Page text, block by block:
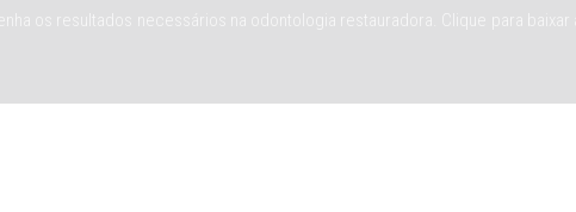
os resultados necessários na odontologia restauradora. Clique para